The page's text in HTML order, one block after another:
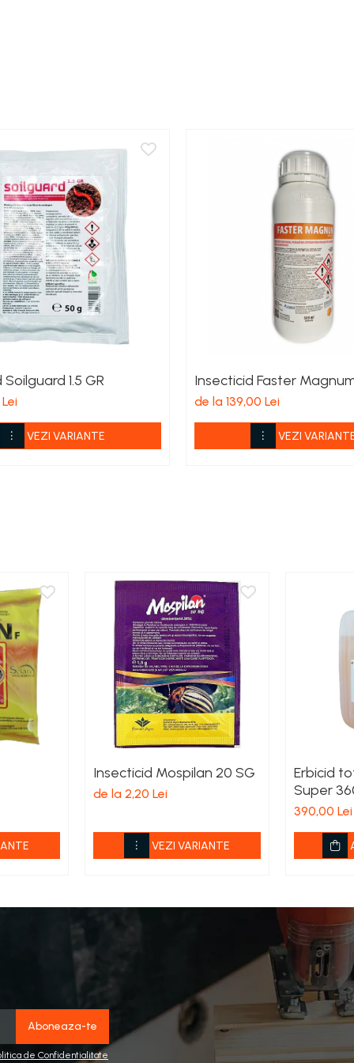
1.5 GR
VEZI VARIANTE
Insecticid Faster
de la 139,00 Lei
VEZI
Insecticid Mospilan 20 SG
de la 2,20 Lei
VEZI VARIANTE
Erbicid
Super
390,00 Lei
de Confidentialitate